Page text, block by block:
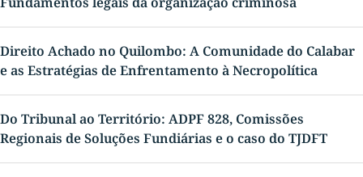
Direito Achado no Quilombo: A Comunidade do Calabar
e as Estratégias de Enfrentamento à Necropolítica
Do Tribunal ao Território: ADPF 828, Comissões
Regionais de Soluções Fundiárias e o caso do TJDFT